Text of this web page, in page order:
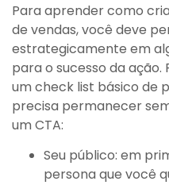
Para aprender como
de vendas, você deve
estrategicamente em
para o sucesso da
um check list básico de
precisa permanecer
um CTA:
Seu público: em
persona que você